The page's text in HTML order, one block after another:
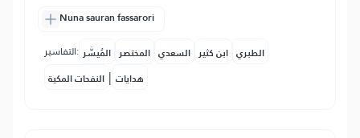
Nuna sauran fassarori
التفاسير: المُيسَّر المختصر السعدي ابن كثير الطبري
النفحات المكية | هدايات